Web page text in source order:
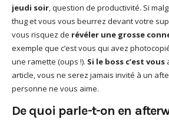
jeudi soir, question de productivité. Si
thug et vous vous beurrez devant votre
vous risquez de révéler une grosse
exemple que c’est vous qui avez
une ramette (oups !). Si le boss c’est vous
article, vous ne serez jamais invité à un
personne ne vous aime.
De quoi parle-t-on en